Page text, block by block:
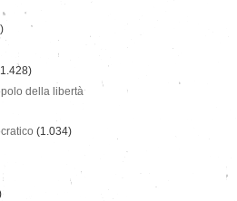
della libertà
(1.034)